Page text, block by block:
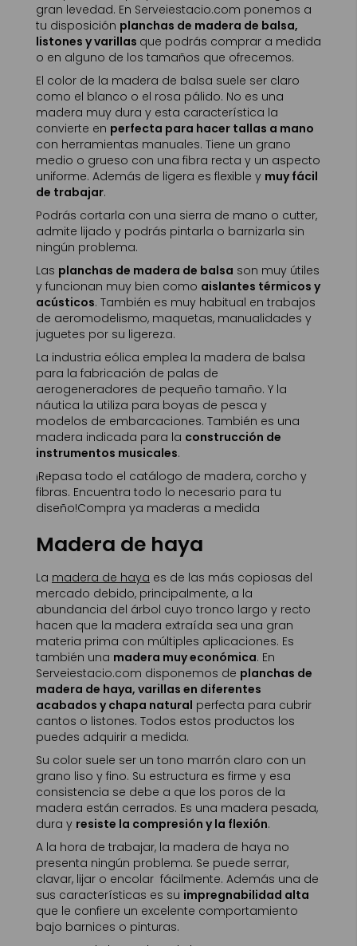
gran levedad. En Serveiestacio.com ponemos a
tu disposición planchas de madera de balsa,
listones y varillas que podrás comprar a medida
o en alguno de los tamaños que ofrecemos.
El color de la madera de balsa suele ser claro
como el blanco o el rosa pálido. No es una
madera muy dura y esta característica la
convierte en perfecta para hacer tallas a mano
con herramientas manuales. Tiene un grano
medio o grueso con una fibra recta y un aspecto
uniforme. Además de ligera es flexible y muy fácil
de trabajar.
Podrás cortarla con una sierra de mano o cutter,
admite lijado y podrás pintarla o barnizarla sin
ningún problema.
Las planchas de madera de balsa son muy útiles
y funcionan muy bien como aislantes térmicos y
acústicos. También es muy habitual en trabajos
de aeromodelismo, maquetas, manualidades y
juguetes por su ligereza.
La industria eólica emplea la madera de balsa
para la fabricación de palas de
aerogeneradores de pequeño tamaño. Y la
náutica la utiliza para boyas de pesca y
modelos de embarcaciones. También es una
madera indicada para la construcción de
instrumentos musicales.
¡Repasa todo el catálogo de madera, corcho y
fibras. Encuentra todo lo necesario para tu
diseño!Compra ya maderas a medida
Madera de haya
La madera de haya es de las más copiosas del
mercado debido, principalmente, a la
abundancia del árbol cuyo tronco largo y recto
hacen que la madera extraída sea una gran
materia prima con múltiples aplicaciones. Es
también una madera muy económica. En
Serveiestacio.com disponemos de planchas de
madera de haya, varillas en diferentes
acabados y chapa natural perfecta para cubrir
cantos o listones. Todos estos productos los
puedes adquirir a medida.
Su color suele ser un tono marrón claro con un
grano liso y fino. Su estructura es firme y esa
consistencia se debe a que los poros de la
madera están cerrados. Es una madera pesada,
dura y resiste la compresión y la flexión.
A la hora de trabajar, la madera de haya no
presenta ningún problema. Se puede serrar,
clavar, lijar o encolar fácilmente. Además una de
sus características es su impregnabilidad alta
que le confiere un excelente comportamiento
bajo barnices o pinturas.